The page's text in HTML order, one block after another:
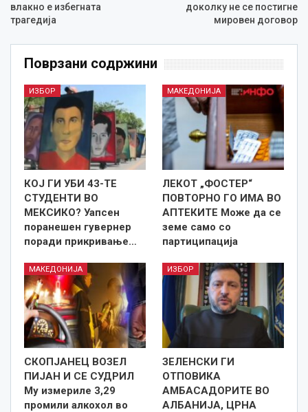
влакно е избегната
трагедија
доколку не се постигне
мировен договор
Поврзани содржини
ИЗБОР
КОЈ ГИ УБИ 43-ТЕ
СТУДЕНТИ ВО
МЕКСИКО? Уапсен
поранешен гувернер
поради прикривање…
МАКЕДОНИЈА
ЛЕКОТ „ФОСТЕР“
ПОВТОРНО ГО ИМА ВО
АПТЕКИТЕ Може да се
земе само со
партиципација
МАКЕДОНИЈА
СКОПЈАНЕЦ ВОЗЕЛ
ПИЈАН И СЕ СУДРИЛ
Му измериле 3,29
промили алкохол во
ИЗБОР
ЗЕЛЕНСКИ ГИ
ОТПОВИКА
АМБАСАДОРИТЕ ВО
АЛБАНИЈА, ЦРНА